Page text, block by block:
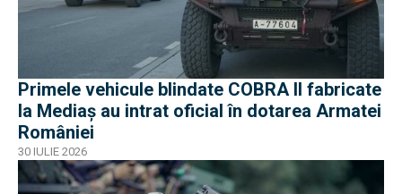
Primele vehicule blindate COBRA II fabricate
la Mediaș au intrat oficial în dotarea Armatei
României
30 IULIE 2026